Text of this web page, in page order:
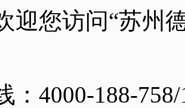
迎您访问“苏州
：4000-188-758/